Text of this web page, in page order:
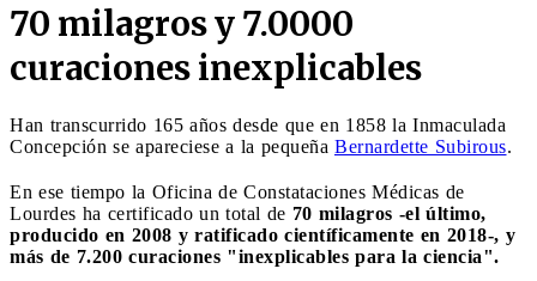
70 milagros y 7.0000
curaciones inexplicables
Han transcurrido 165 años desde que en 1858 la Inmaculada
Concepción se apareciese a la pequeña Bernardette Subirous.
En ese tiempo la Oficina de Constataciones Médicas de
Lourdes ha certificado un total de 70 milagros -el último,
producido en 2008 y ratificado científicamente en 2018-, y
más de 7.200 curaciones "inexplicables para la ciencia".